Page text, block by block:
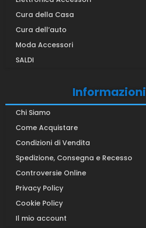
Cura della Casa
Cura dell’auto
Moda Accessori
SALDI
Informazioni
Chi Siamo
Come Acquistare
Condizioni di Vendita
Spedizione, Consegna e Recesso
Controversie Online
Privacy Policy
Cookie Policy
Il mio account